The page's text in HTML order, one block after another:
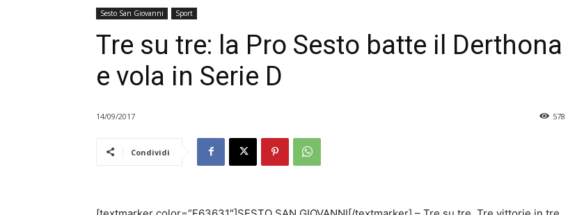
Sesto San Giovanni Sport
Tre su tre: la Pro Sesto batte il Derthona
e vola in Serie D
14/09/2017 578
Condividi